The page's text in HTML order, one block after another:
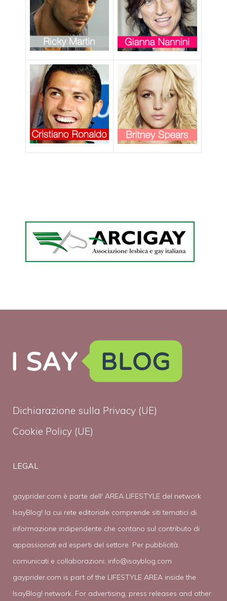
Dichiarazione sulla Privacy (UE)
Cookie Policy (UE)
LEGAL
gayprider.com è parte dell' AREA LIFESTYLE del network
IsayBlog! la cui rete editoriale comprende siti tematici di
informazione indipendente che contano sul contributo di
appassionati ed esperti del settore. Per pubblicità,
comunicati e collaborazioni: info@isayblog.com
gayprider.com is part of the LIFESTYLE AREA inside the
IsayBlog! network. For advertising, press releases and other